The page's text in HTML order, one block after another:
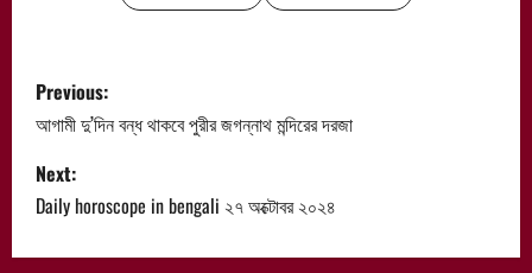
P
o
s
t
Previous:
আগামী দু’দিন বন্ধ থাকবে পুরীর জগন্নাথ মন্দিরের দরজা
Next:
Daily horoscope in bengali ২৭ অক্টোবর ২০২৪